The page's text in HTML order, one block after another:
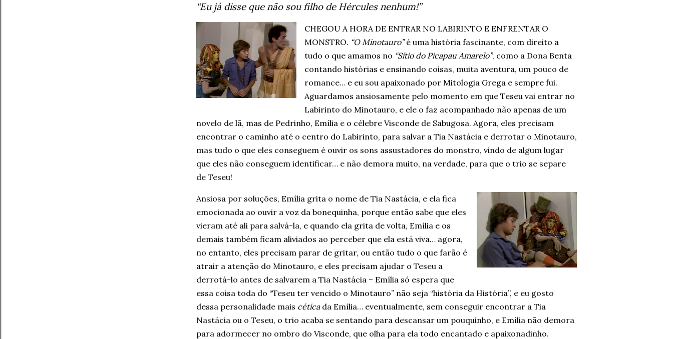
“Eu já disse que não sou filho de Hércules nenhum!”
CHEGOU A HORA DE ENTRAR NO LABIRINTO E ENFRENTAR O
MONSTRO. “O Minotauro”é uma história fascinante, com direito a
tudo o que amamos no “Sítio do Picapau Amarelo”, como a Dona Benta
contando histórias e ensinando coisas, muita aventura, um pouco de
romance… e eu sou apaixonado por Mitologia Grega e sempre fui.
Aguardamos ansiosamente pelo momento em que Teseu vai entrar no
Labirinto do Minotauro, e ele o faz acompanhado não apenas de um
novelo de lã, mas de Pedrinho, Emília e o célebre Visconde de Sabugosa. Agora, eles precisam
encontrar o caminho até o centro do Labirinto, para salvar a Tia Nastácia e derrotar o Minotauro,
mas tudo o que eles conseguem é ouvir os sons assustadores do monstro, vindo de algum lugar
que eles não conseguem identificar… e não demora muito, na verdade, para que o trio se separe
de Teseu!
Ansiosa por soluções, Emília grita o nome de Tia Nastácia, e ela fica
emocionada ao ouvir a voz da bonequinha, porque então sabe que eles
vieram até ali para salvá-la, e quando ela grita de volta, Emília e os
demais também ficam aliviados ao perceber que ela está viva… agora,
no entanto, eles precisam parar de gritar, ou então tudo o que farão é
atrair a atenção do Minotauro, e eles precisam ajudar o Teseu a
derrotá-lo antes de salvarem a Tia Nastácia – Emília só espera que
essa coisa toda do “Teseu ter vencido o Minotauro” não seja “história da História”, e eu gosto
dessa personalidade mais céticada Emília… eventualmente, sem conseguir encontrar a Tia
Nastácia ou o Teseu, o trio acaba se sentando para descansar um pouquinho, e Emília não demora
para adormecer no ombro do Visconde, que olha para ela todo encantado e apaixonadinho.